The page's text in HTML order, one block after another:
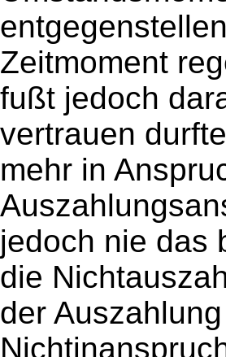
Zeitmoment
fußt jedoch
vertrauen
mehr in
jedoch nie das
die
der